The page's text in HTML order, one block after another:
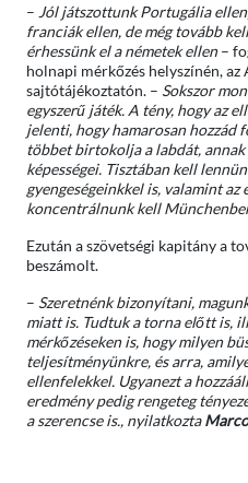
– Jól játszottunk Portugália
franciák ellen, de még tovább
érhessünk el a németek ellen–
holnapi mérkőzés helyszínén,
sajtótájékoztatón. – Sokszor
egyszerű játék. A tény, hogy az
jelenti, hogy hamarosan hozzád
többet birtokolja a labdát,
képességei. Tisztában kell
gyengeségeinkkel is, valamint az
koncentrálnunk kell
Ezután a szövetségi kapitány a
beszámolt.
– Szeretnénk bizonyítani,
miatt is. Tudtuk a torna előtt is,
mérkőzéseken is, hogy milyen
teljesítményünkre, és arra,
ellenfelekkel. Ugyanezt a
eredmény pedig rengeteg
a szerencse is., nyilatkozta